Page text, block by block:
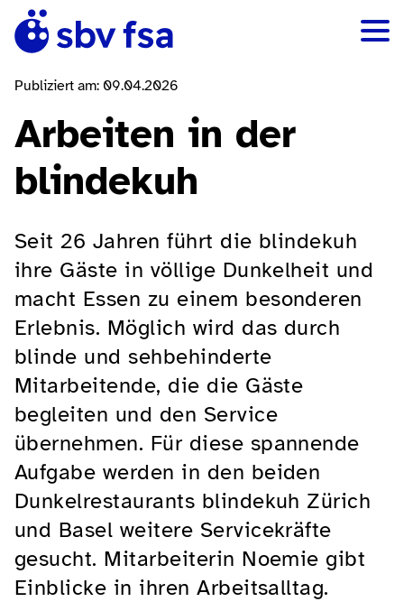
Publiziert am: 09.04.2026
Arbeiten in der
blindekuh
Seit 26 Jahren führt die blindekuh
ihre Gäste in völlige Dunkelheit und
macht Essen zu einem besonderen
Erlebnis. Möglich wird das durch
blinde und sehbehinderte
Mitarbeitende, die die Gäste
begleiten und den Service
übernehmen. Für diese spannende
Aufgabe werden in den beiden
Dunkelrestaurants blindekuh Zürich
und Basel weitere Servicekräfte
gesucht. Mitarbeiterin Noemie gibt
Einblicke in ihren Arbeitsalltag.